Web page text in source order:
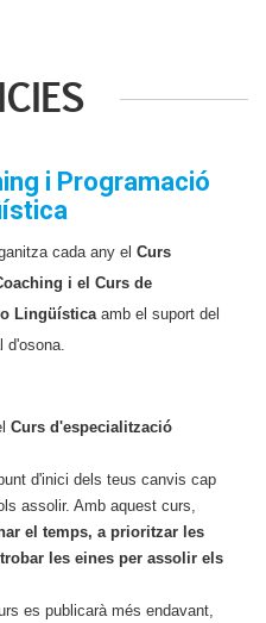
i Programació
cada any elCurs
i el Curs de
Lingüística amb el suport del
d'osona.
Curs d'especialització
d'inici dels teus canvis cap
assolir. Amb aquest curs,
el temps, a prioritzar les
les eines per assolir els
es publicarà més endavant,